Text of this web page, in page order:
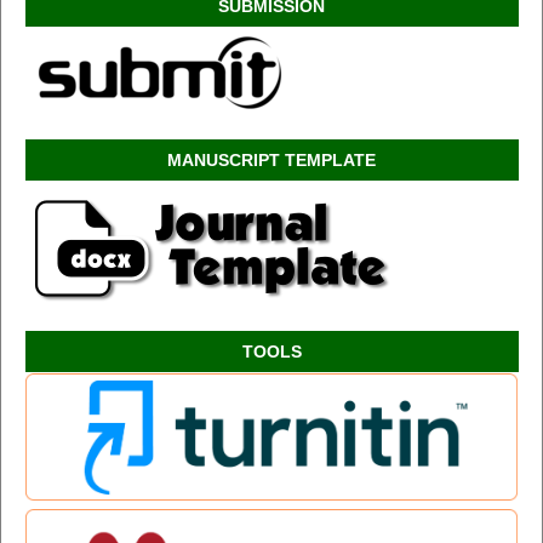
SUBMISSION
MANUSCRIPT TEMPLATE
TOOLS